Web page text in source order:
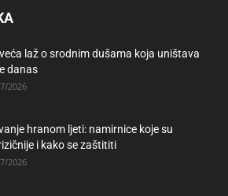
laž o srodnim dušama koja uništava
danas
2026
hranom ljeti: namirnice koje su
i kako se zaštititi
2026